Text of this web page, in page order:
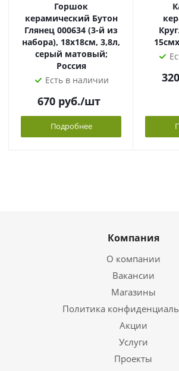
Горшок
керамический Бутон
Глянец 000634 (3-й из
набора), 18х18см, 3,8л,
серый матовый;
Россия
Есть в наличии
670 руб./шт
Подробнее
320
Компания
О компании
Вакансии
Магазины
Политика
Акции
Услуги
Проекты